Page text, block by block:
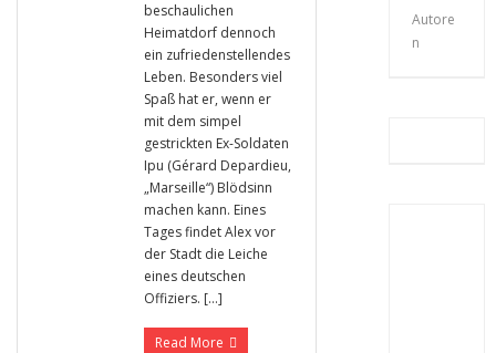
beschaulichen
Heimatdorf dennoch
ein zufriedenstellendes
Leben. Besonders viel
Spaß hat er, wenn er
mit dem simpel
gestrickten Ex-Soldaten
Ipu (Gérard Depardieu,
„Marseille“) Blödsinn
machen kann. Eines
Tages findet Alex vor
der Stadt die Leiche
eines deutschen
Offiziers. […]
Read More
Autore
n